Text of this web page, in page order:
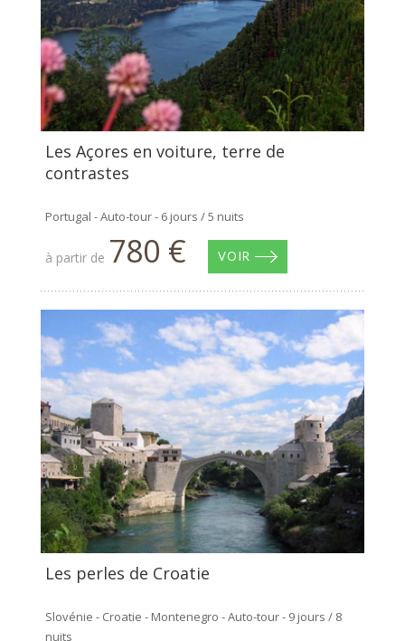
Les Açores en voiture, terre de
contrastes
Portugal - Auto-tour - 6 jours / 5 nuits
à partir de 780 € VOIR
Les perles de Croatie
Slovénie - Croatie - Montenegro - Auto-tour - 9 jours / 8
nuits